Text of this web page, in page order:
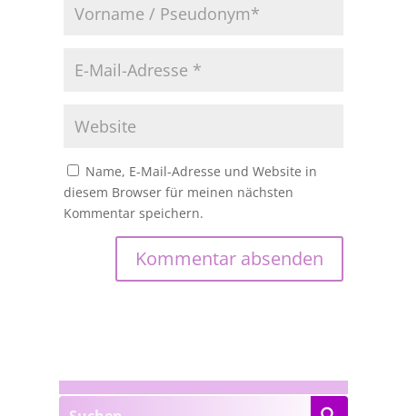
Name, E-Mail-Adresse und Website in
diesem Browser für meinen nächsten
Kommentar speichern.